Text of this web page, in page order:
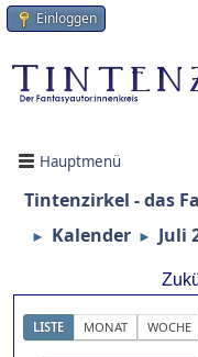
Einloggen
Hauptmenü
Tintenzirkel - das
► Kalender ► Juli
LISTE MONAT WOCHE